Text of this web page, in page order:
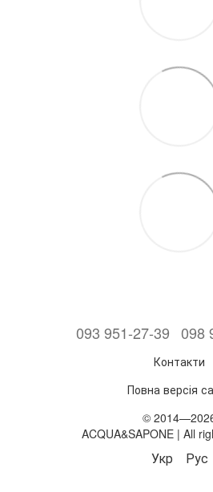
093 951-27-39 098
Контакти
Повна версія
©
ACQUA&SAPONE | All
Укр Рус